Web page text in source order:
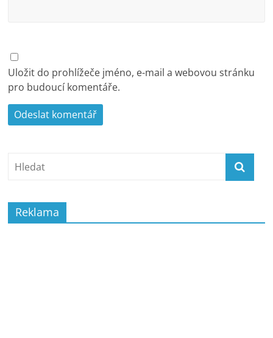
Uložit do prohlížeče jméno, e-mail a webovou stránku
pro budoucí komentáře.
Reklama